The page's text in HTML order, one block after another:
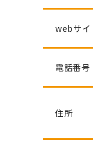
webサイ
電話番号
住所